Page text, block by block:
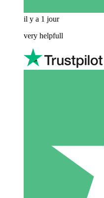
il y a 1 jour
very helpfull